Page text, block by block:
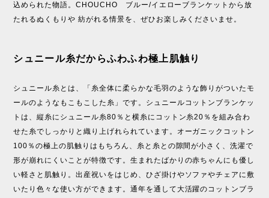
込められた物語。CHOUCHO ブルー/イエローブランケットから放
たれるぬくもりや 紡がれる情景を、ぜひお楽しみくださいませ。
シュニール糸だからふわふわ極上肌触り
シュニール糸とは、「糸全体に柔らかな毛羽のような飾りがついたモ
ールのようなもこもこした糸」です。シュニールコットンブランケッ
トは、縦糸にシュニール糸80％と横糸にコットン糸20％を組み合わ
せた糸でしっかりと織り上げれられています。オーガニックコットン
100％の極上の肌触りはもちろん、糸と糸との隙間が小さく、洗濯で
形が崩れにくいことが特徴です。生まれたばかりの赤ちゃんにも優し
い軽さと肌触り。出産祝いをはじめ、ひざ掛けやソファやチェアに敷
いたり色々な使い方ができます。通年を通して大活躍のコットンブラ